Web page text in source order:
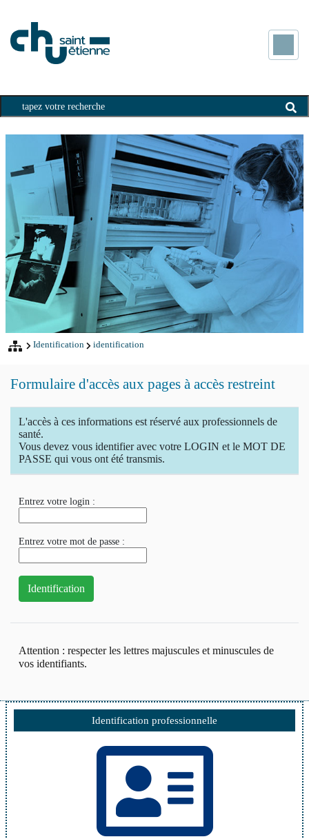
Identification identification
Identification professionnelle
Formulaire d'accès aux pages à accès restreint
L'accès à ces informations est réservé aux professionnels de
santé.
Vous devez vous identifier avec votre LOGIN et le MOT DE
PASSE qui vous ont été transmis.
Entrez votre login :
Entrez votre mot de passe :
Attention : respecter les lettres majuscules et minuscules de
vos identifiants.